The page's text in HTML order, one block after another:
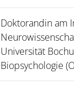
Doktorandin am
Universität
Biopsychologie